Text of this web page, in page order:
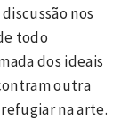
nos
todo
dos ideais
outra
na arte.